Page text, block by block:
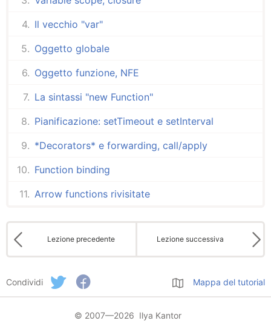
Il vecchio "var"
Oggetto globale
Oggetto funzione, NFE
La sintassi "new Function"
Pianificazione: setTimeout e setInterval
*Decorators* e forwarding, call/apply
Function binding
Arrow functions rivisitate
Lezione precedente Lezione successiva
Condividi Mappa del tutorial
© 2007—2026 Ilya Kantor